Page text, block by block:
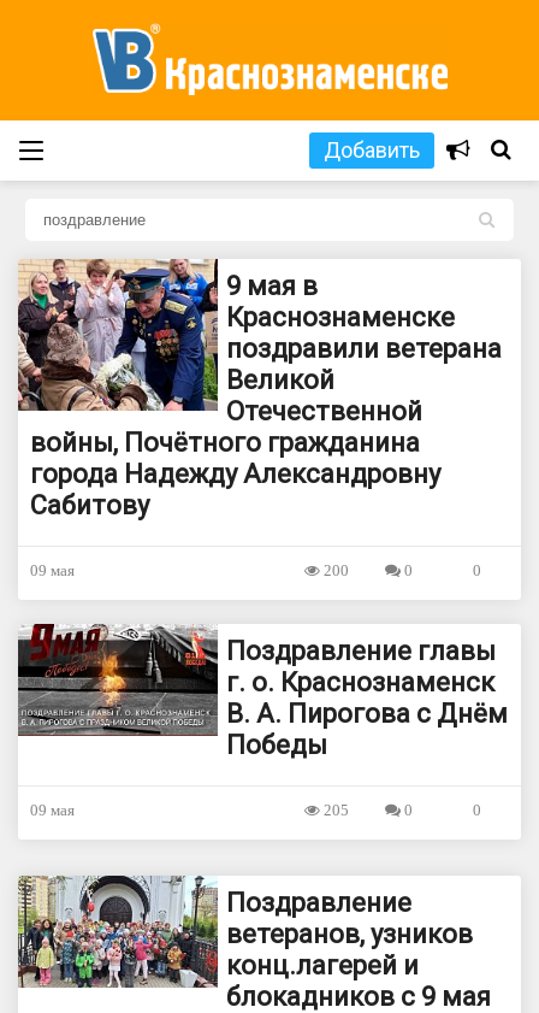
Добавить
L
9 мая в
Краснознаменске
поздравили ветерана
Великой
Отечественной
войны, Почётного гражданина
города Надежду Александровну
Сабитову
09 мая 0
0
200
Поздравление главы
г. о. Краснознаменск
В. А. Пирогова с Днём
Победы
09 мая 0
0
205
Поздравление
ветеранов, узников
конц.лагерей и
блокадников с 9 мая